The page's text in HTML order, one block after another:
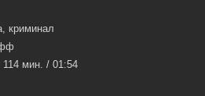
криминал
114 мин. / 01:54